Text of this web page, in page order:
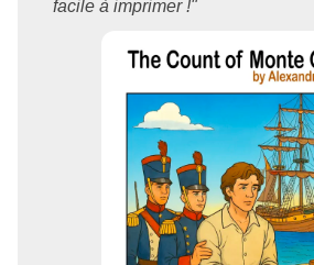
facile à imprimer !"